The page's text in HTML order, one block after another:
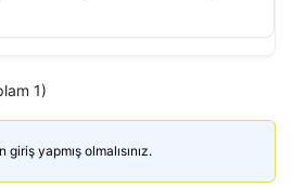
1)
yapmış olmalısınız.